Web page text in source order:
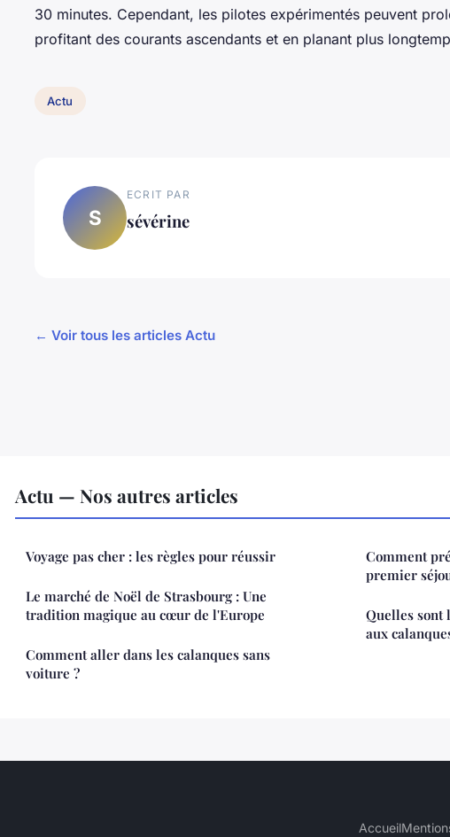
30 minutes. Cependant, les pilotes expérimentés peuvent
profitant des courants ascendants et en planant plus
Actu
S
ECRIT PAR
sévérine
← Voir tous les articles Actu
Actu — Nos autres articles
Voyage pas cher : les règles pour réussir
Le marché de Noël de Strasbourg : Une
tradition magique au cœur de l'Europe
Comment aller dans les calanques sans
voiture ?
Comment
premier
Quelles sont
aux
Accueil